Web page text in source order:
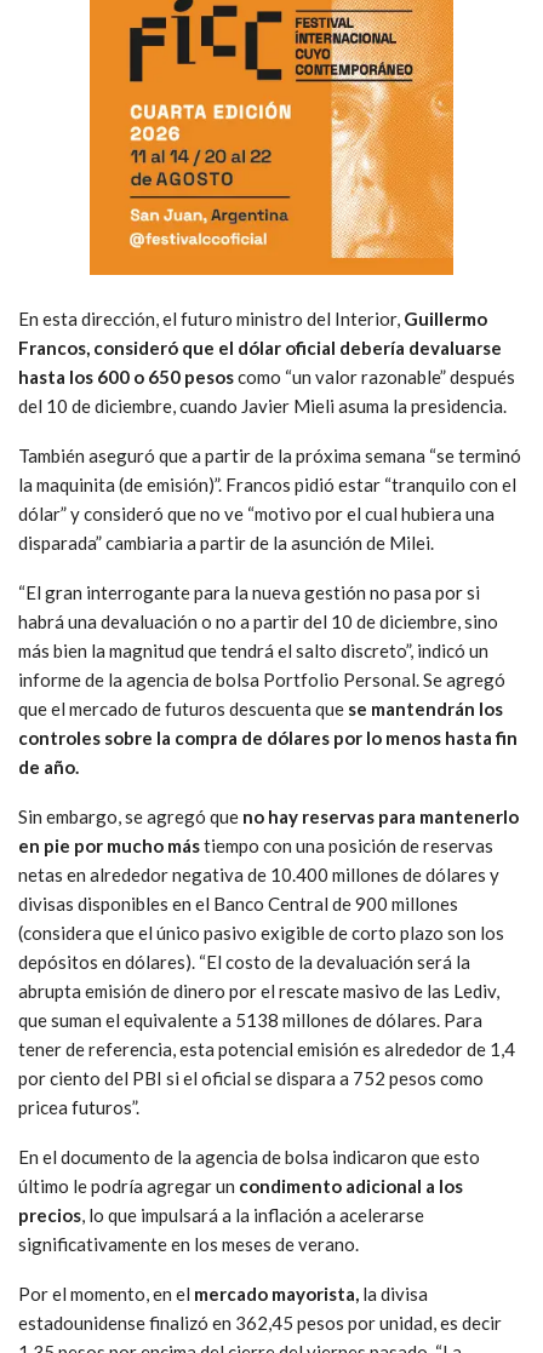
En esta dirección, el futuro ministro del Interior, Guillermo
Francos, consideró que el dólar oficial debería devaluarse
hasta los 600 o 650 pesoscomo “un valor razonable” después
del 10 de diciembre, cuando Javier Mieli asuma la presidencia.
También aseguró que a partir de la próxima semana “se terminó
la maquinita (de emisión)”. Francos pidió estar “tranquilo con el
dólar” y consideró que no ve “motivo por el cual hubiera una
disparada” cambiaria a partir de la asunción de Milei.
“El gran interrogante para la nueva gestión no pasa por si
habrá una devaluación o no a partir del 10 de diciembre, sino
más bien la magnitud que tendrá el salto discreto”, indicó un
informe de la agencia de bolsa Portfolio Personal. Se agregó
que el mercado de futuros descuenta que se mantendrán los
controles sobre la compra de dólares por lo menos hasta fin
de año.
Sin embargo, se agregó que no hay reservas para mantenerlo
en pie por mucho mástiempo con una posición de reservas
netas en alrededor negativa de 10.400 millones de dólares y
divisas disponibles en el Banco Central de 900 millones
(considera que el único pasivo exigible de corto plazo son los
depósitos en dólares). “El costo de la devaluación será la
abrupta emisión de dinero por el rescate masivo de las Lediv,
que suman el equivalente a 5138 millones de dólares. Para
tener de referencia, esta potencial emisión es alrededor de 1,4
por ciento del PBI si el oficial se dispara a 752 pesos como
pricea futuros”.
En el documento de la agencia de bolsa indicaron que esto
último le podría agregar un condimento adicional a los
precios, lo que impulsará a la inflación a acelerarse
significativamente en los meses de verano.
Por el momento, en el mercado mayorista, la divisa
estadounidense finalizó en 362,45 pesos por unidad, es decir